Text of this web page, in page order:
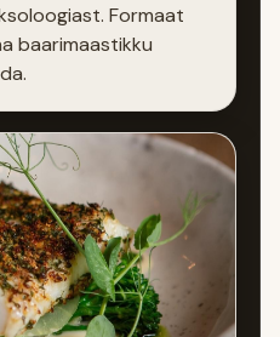
Formaat
baarimaastikku